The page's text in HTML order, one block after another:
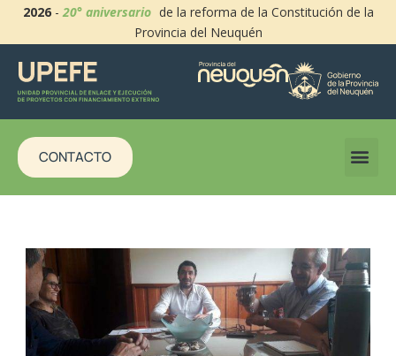
2026-20° aniversario de la reforma de la Constitución de la
Provincia del Neuquén
CONTACTO